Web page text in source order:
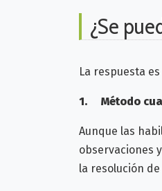
¿Se
La respuesta es
1. Método
Aunque las
observaciones y
la resolución